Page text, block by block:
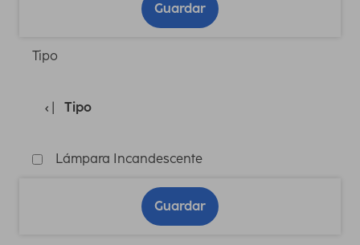
Guardar
Tipo
Tipo
Lámpara Incandescente
Guardar